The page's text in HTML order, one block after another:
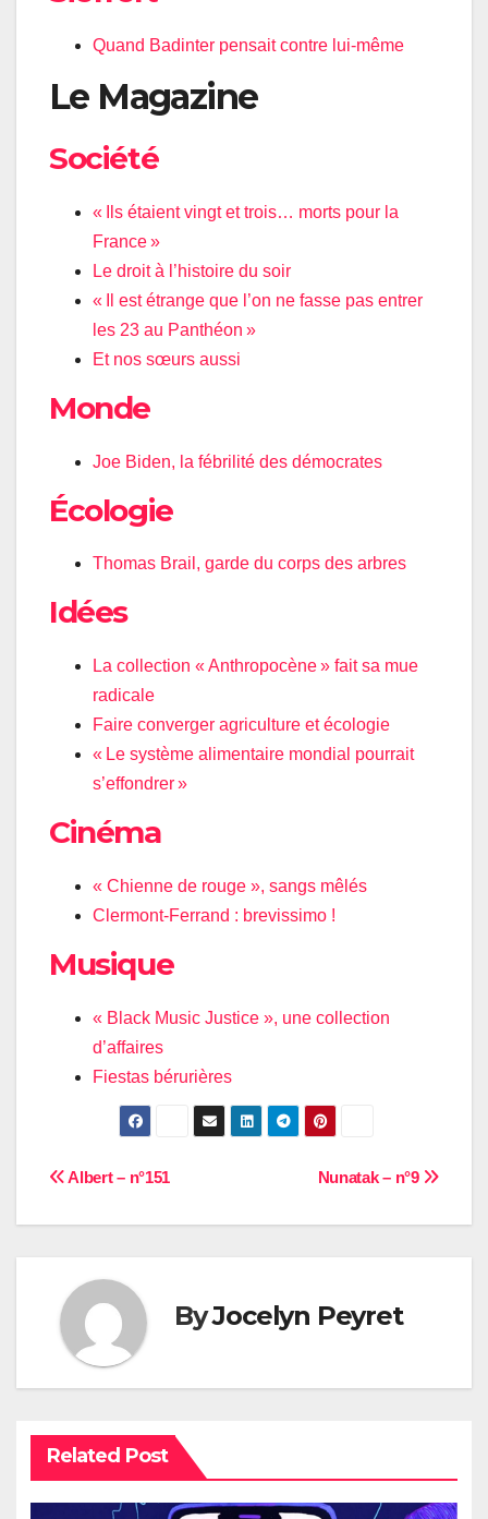
Quand Badinter pensait contre lui-même
Le Magazine
Société
« Ils étaient vingt et trois… morts pour la
France »
Le droit à l’histoire du soir
« Il est étrange que l’on ne fasse pas entrer
les 23 au Panthéon »
Et nos sœurs aussi
Monde
Joe Biden, la fébrilité des démocrates
Écologie
Thomas Brail, garde du corps des arbres
Idées
La collection « Anthropocène » fait sa mue
radicale
Faire converger agriculture et écologie
« Le système alimentaire mondial pourrait
s’effondrer »
Cinéma
« Chienne de rouge », sangs mêlés
Clermont-Ferrand : brevissimo !
Musique
« Black Music Justice », une collection
d’affaires
Fiestas bérurières
Navigation
de
l’article
Nunatak – n°9
Albert – n°151
ByJocelyn Peyret
Related Post